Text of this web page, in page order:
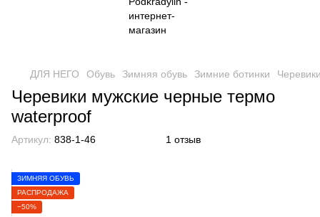
ДЛЯ НЕГО Обувь Зимняя обувь Зимние ботинки
Черевики мужские черные термо
waterproof
Артикул: 838-1-46 1 отзыв
ЗИМНЯЯ ОБУВЬ
РАСПРОДАЖА
−50%